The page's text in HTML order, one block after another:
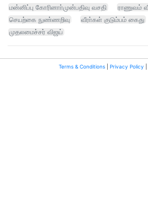
மன்னிப்பு கோரினாா்முன்பதிவு வசதி
ராணுவம்
செயற்கை நுண்ணறிவு
வீரா்கள் குடும்பம் கைது
முதலமைச்சர் விஜய்
Terms & Conditions| Privacy Policy